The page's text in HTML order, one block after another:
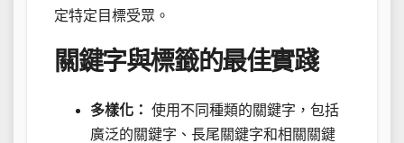
定特定目標受眾。
關鍵字與標籤的最佳實踐
多樣化： 使用不同種類的關鍵字，包括
廣泛的關鍵字、長尾關鍵字和相關關鍵